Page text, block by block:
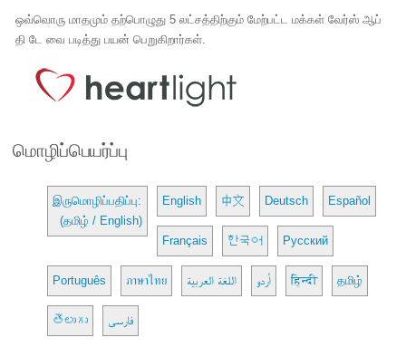
ஒவ்வொரு மாதமும் தற்பொழுது 5 லட்சத்திற்கும் மேற்பட்ட மக்கள் வேர்ஸ் ஆப்
தி டே வை படித்து பயன் பெறுகிறார்கள்.
மொழிப்பெயர்ப்பு
இருமொழிப்பதிப்பு:
(தமிழ் / English)
English 中文 Deutsch Español
Français 한국어 Русский
Português ภาษาไทย اللغة العربية اُردو हिन्दी தமிழ்
తెలుగు فارسی